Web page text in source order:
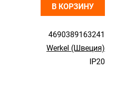
4690389163241
Werkel (Швеция)
IP20
В КОРЗИНУ